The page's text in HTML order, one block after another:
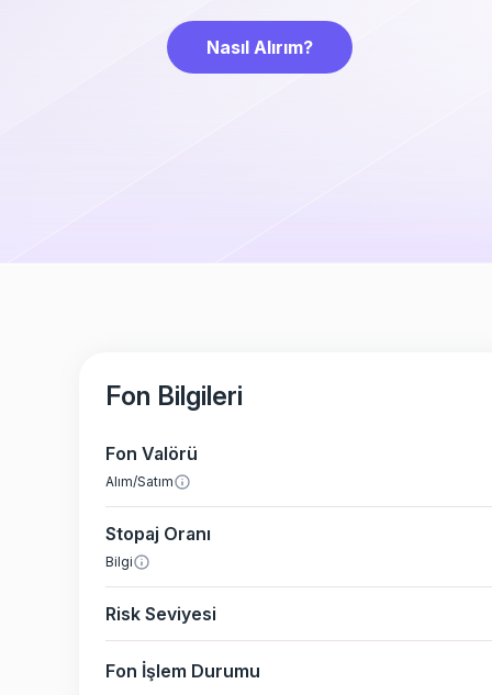
Nasıl Alırım?
Fon Bilgileri
Fon Valörü
Alım/Satım
Stopaj Oranı
Bilgi
Risk Seviyesi
Fon İşlem Durumu